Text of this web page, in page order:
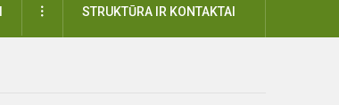
DAUGIAUSTRUKTŪRA IR KONTAKTAI